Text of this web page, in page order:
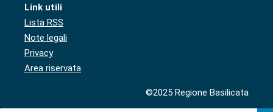
Link utili
Lista RSS
Note legali
Privacy
Area riservata
©2025 Regione Basilicata